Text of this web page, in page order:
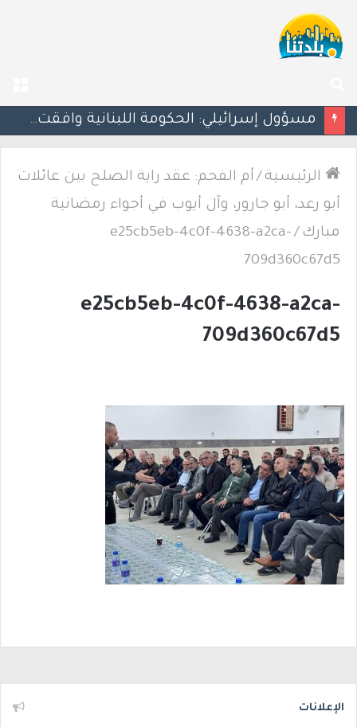
عن
مسؤول إسرائيلي: الحكومة اللبنانية وافقت على وجود الجيش الإسرائيلي داخل أراضيها
الرئيسية / أم الفحم: عقد راية الصلح بين عائلات
أبو رعد، أبو جارور، وآل أيوب في أجواء رمضانية
مبارك /
e25cb5eb-4c0f-4638-a2ca-
709d360c67d5
e25cb5eb-4c0f-4638-a2ca-
709d360c67d5
الإعلانات